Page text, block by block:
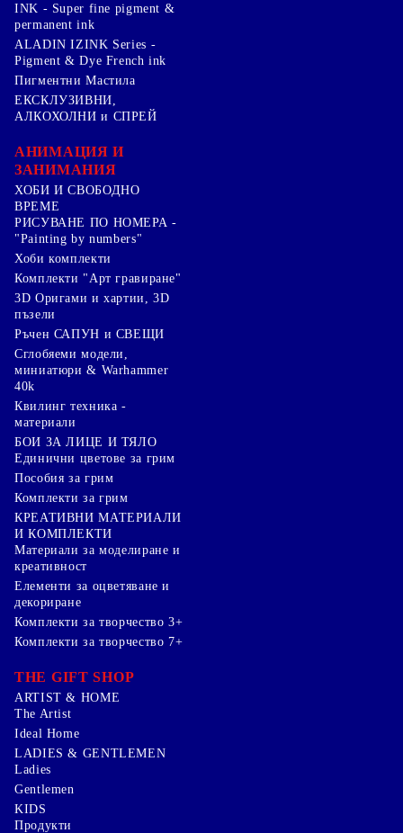
INK - Super fine pigment &
permanent ink
ALADIN IZINK Series -
Pigment & Dye French ink
Пигментни Мастила
ЕКСКЛУЗИВНИ,
АЛКОХОЛНИ и СПРЕЙ
АНИМАЦИЯ И
ЗАНИМАНИЯ
ХОБИ И СВОБОДНО
ВРЕМЕ
РИСУВАНЕ ПО НОМЕРА -
"Painting by numbers"
Хоби комплекти
Комплекти "Арт гравиране"
3D Оригами и хартии, 3D
пъзели
Ръчен САПУН и СВЕЩИ
Сглобяеми модели,
миниатюри & Warhammer
40k
Квилинг техника -
материали
БОИ ЗА ЛИЦЕ И ТЯЛО
Единични цветове за грим
Пособия за грим
Комплекти за грим
КРЕАТИВНИ МАТЕРИАЛИ
И КОМПЛЕКТИ
Mатериали за моделиране и
креативност
Елементи за оцветяване и
декориране
Комплекти за творчество 3+
Комплекти за творчество 7+
THE GIFT SHOP
ARTIST & HOME
The Artist
Ideal Home
LADIES & GENTLEMEN
Ladies
Gentlemen
KIDS
Продукти